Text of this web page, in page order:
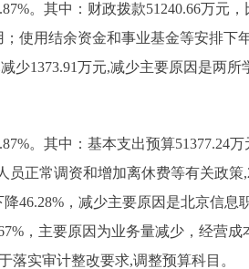
。其中：财政拨款51240.66万元，
使用结余资金和事业基金等安排下
少1373.91万元,减少主要原因是两
。其中：基本支出预算51377.24
员正常调资和增加离休费等有关政策
46.28%，减少主要原因是北京信息
，主要原因为业务量减少，经营
落实审计整改要求,调整预算科目。